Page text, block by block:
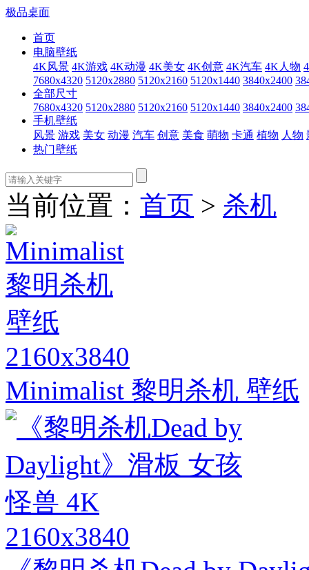
极品桌面
首页
电脑壁纸
4K风景 4K游戏 4K动漫 4K美女 4K创意 4K汽车 4K人物
7680x4320 5120x2880 5120x2160 5120x1440 3840x2400
全部尺寸
7680x4320 5120x2880 5120x2160 5120x1440 3840x2400
手机壁纸
风景 游戏 美女 动漫 汽车 创意 美食 萌物 卡通 植物 人物
热门壁纸
当前位置： 首页 > 杀机
2160x3840
Minimalist 黎明杀机 壁纸
2160x3840